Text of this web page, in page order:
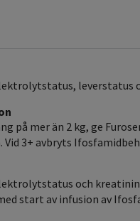
leverstatus
på mer än 2 kg, ge
3+ avbryts
och
start av infusion av